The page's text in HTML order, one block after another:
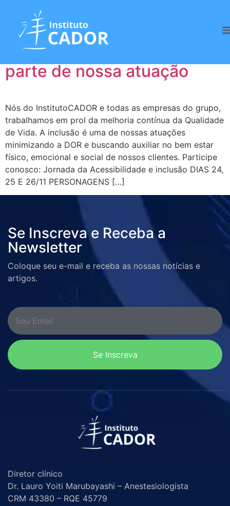
Tag:Diversidade
Inclusão – também faz
parte de nossa atuação
Nós do InstitutoCADOR e todas as empresas do grupo,
trabalhamos em prol da melhoria contínua da Qualidade
de Vida. A inclusão é uma de nossas atuações
minimizando a DOR e buscando auxiliar no bem estar
físico, emocional e social de nossos clientes. Participe
conosco: Jornada da Acessibilidade e inclusão DIAS 24,
25 E 26/11 PERSONAGENS […]
Se Inscreva e Receba a
Newsletter
Coloque seu e-mail e receba as nossas notícias e
artigos.
Se Inscreva
Diretor clínico
Dr. Lauro Yoiti Marubayashi – Anestesiologista
CRM 43380 – RQE 45779